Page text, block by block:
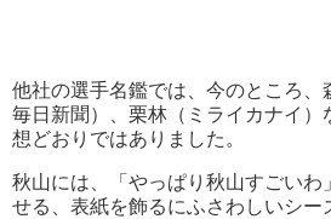
他社の選手名鑑では、今のところ、
毎日新聞）、栗林（ミライカナイ）
想どおりではありました。
秋山には、「やっぱり秋山すごいわ
せる、表紙を飾るにふさわしいシー